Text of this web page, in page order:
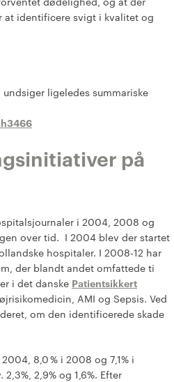
at identificere svigt i kvalitet og
ligeledes summariske
på
i 2004, 2008 og
over tid. I 2004 blev der startet
hospitaler. I 2008-12 har
der blandt andet omfattede ti
i det danske Patientsikkert
AMI og Sepsis. Ved
om den identificerede skade
8,0 % i 2008 og 7,1% i
2,9% og 1,6%. Efter